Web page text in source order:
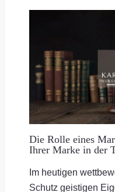
Die Rolle eines
Ihrer Marke in der
Im heutigen
Schutz geistigen